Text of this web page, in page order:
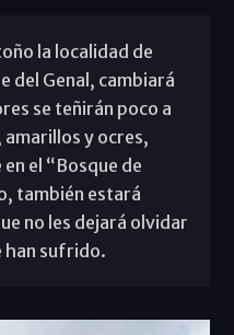
la localidad de
del Genal, cambiará
se teñirán poco a
y ocres,
el “Bosque de
también estará
no les dejará olvidar
han sufrido.